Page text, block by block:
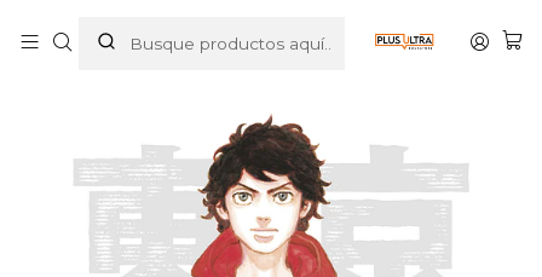
TOKYO REVENGERS EDICION 2 EN 1 01 - NORMA